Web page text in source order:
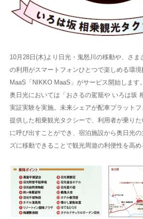
10月28日(木)より日光・鬼怒川の移動や、さま
の利用がスマートフォンひとつで楽しめる環
MaaS「NIKKO MaaS」がサービス開始します。
奥日光においては「おさるの駕籠や いろは坂
実証実験を実施。未来シェアが配車プラット
提供した相乗観光タクシーで、利用者が乗り
に呼び出すことができ、宿泊施設から奥日光
ズに移動できることで観光周遊の利便性を高め